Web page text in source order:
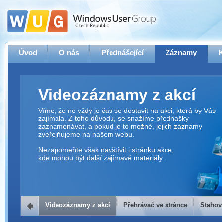
Úvod O nás Přednášející Záznamy
Videozáznamy z akcí
Víme, že ne vždy je čas se dostavit na akci, která by Vás
zajímala. Z toho důvodu, se snažíme přednášky
zaznamenávat, a pokud je to možné, jejich záznamy
zveřejňujeme na našem webu.
Nezapomeňte však navštívit i stránku akce,
kde mohou být další zajímavé materiály.
Přehrávač ve stránce
Videozáznamy z akcí Přehrávač ve stránce